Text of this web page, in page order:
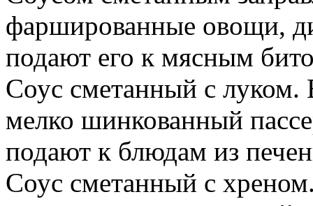
фаршированные овощи,
подают его к мясным
Соус сметанный с луком.
мелко шинкованный
подают к блюдам из
Соус сметанный с